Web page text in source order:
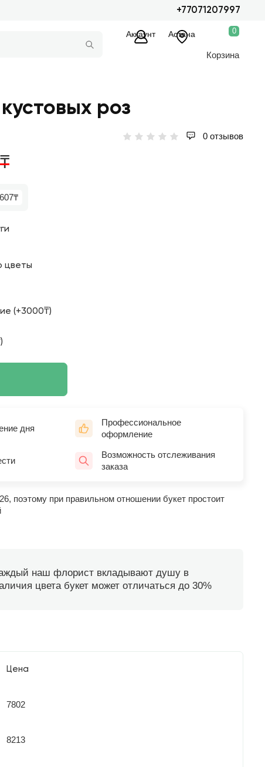
+77071207997
Аккаунт Астана 0
Корзина
кустовых роз
0 отзывов
607₸
цветы
(+3000₸)
дня
Профессиональное
оформление
Возможность отслеживания
заказа
поэтому при правильном отношении букет простоит
наш флорист вкладывают душу в
цвета букет может отличаться до 30%
Цена
7802
8213